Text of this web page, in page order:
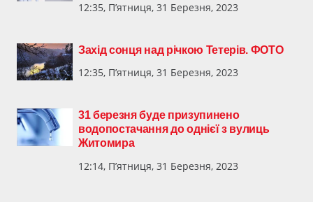
12:35, П’ятниця, 31 Березня, 2023
Захід сонця над річкою Тетерів. ФОТО
12:35, П’ятниця, 31 Березня, 2023
31 березня буде призупинено
водопостачання до однієї з вулиць
Житомира
12:14, П’ятниця, 31 Березня, 2023